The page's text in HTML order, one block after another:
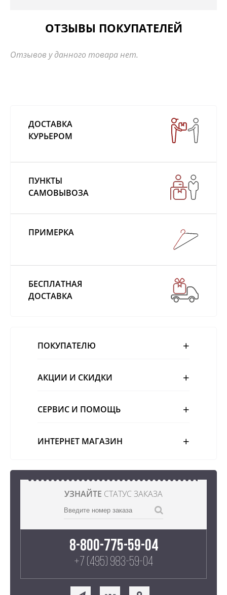
ОТЗЫВЫ ПОКУПАТЕЛЕЙ
Отзывов у данного товара нет.
ДОСТАВКА
КУРЬЕРОМ
ПУНКТЫ
САМОВЫВОЗА
ПРИМЕРКА
БЕСПЛАТНАЯ
ДОСТАВКА
ПОКУПАТЕЛЮ
АКЦИИ И СКИДКИ
СЕРВИС И ПОМОЩЬ
ИНТЕРНЕТ МАГАЗИН
УЗНАЙТЕ СТАТУС ЗАКАЗА
8-800-775-59-04
+7 (495) 983-59-04